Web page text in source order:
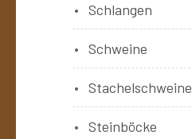
Schlangen
Schweine
Stachelschweine
Steinböcke